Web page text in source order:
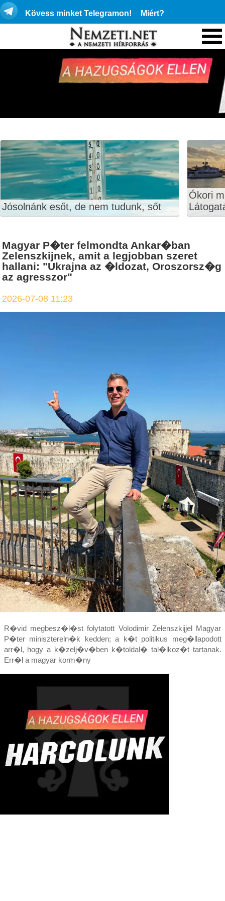
Kövess minket Telegramon! Miért?
Jósolnánk esőt, de nem tudunk, sőt
Ókori
Magyar P�ter felmondta Ankar�ban
Zelenszkijnek, amit a legjobban szeret
hallani: "Ukrajna az �ldozat, Oroszorsz�g
az agresszor"
2026-07-08 11:23
R�vid megbesz�l�st folytatott Volodimir Zelenszkijjel Magyar
P�ter minisztereln�k kedden; a k�t politikus meg�llapodott
arr�l, hogy a k�zelj�v�ben k�toldal� tal�lkoz�t tartanak.
Err�l a magyar korm�ny